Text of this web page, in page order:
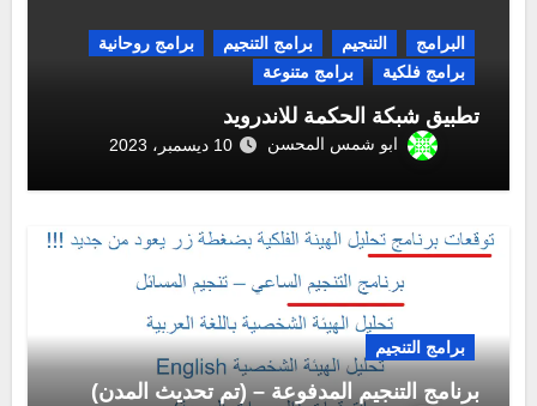
البرامج التنجيم برامج التنجيم
برامج روحانية
برامج فلكية
برامج متنوعة
تطبيق شبكة الحكمة للاندرويد
ابو شمس المحسن 10 ديسمبر، 2023
برامج التنجيم
برنامج التنجيم المدفوعة – (تم تحديث المدن)